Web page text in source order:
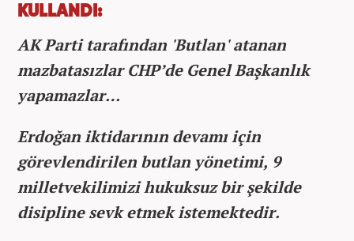
KULLANDI:
AK Parti tarafından 'Butlan' atanan
mazbatasızlar CHP’de Genel Başkanlık
yapamazlar…
Erdoğan iktidarının devamı için
görevlendirilen butlan yönetimi, 9
milletvekilimizi hukuksuz bir şekilde
disipline sevk etmek istemektedir.